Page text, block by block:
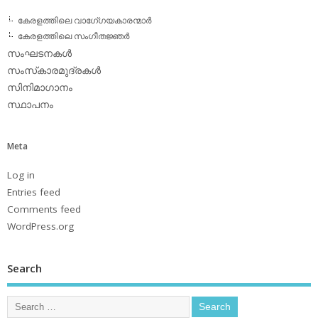
കേരളത്തിലെ വാഗേ്ഗയകാരന്മാര്‍
കേരളത്തിലെ സംഗീതജ്ഞര്‍
സംഘടനകള്‍
സംസ്‌കാരമുദ്രകള്‍
സിനിമാഗാനം
സ്ഥാപനം
Meta
Log in
Entries feed
Comments feed
WordPress.org
Search